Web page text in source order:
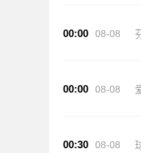
00:00 08-08
00:00 08-08
00:30 08-08